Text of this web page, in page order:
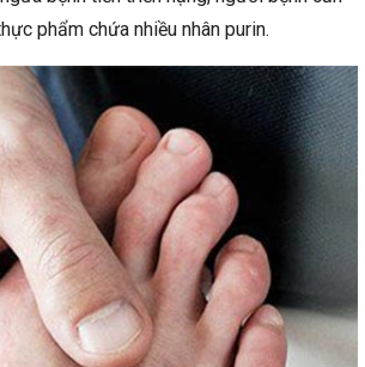
phẩm chứa nhiều nhân purin.